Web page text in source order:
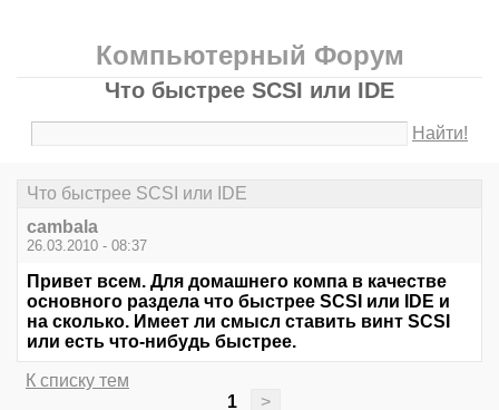
Компьютерный Форум
Что быстрее SCSI или IDE
Найти!
Что быстрее SCSI или IDE
cambala
26.03.2010 - 08:37
Привет всем. Для домашнего компа в качестве
основного раздела что быстрее SCSI или IDE и
на сколько. Имеет ли смысл ставить винт SCSI
или есть что-нибудь быстрее.
К списку тем
1
>